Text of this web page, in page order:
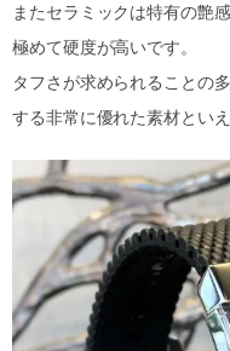
またセラミックは特有の艶
極めて硬度が高いです。
タフさが求められることの
する非常に優れた素材といえ